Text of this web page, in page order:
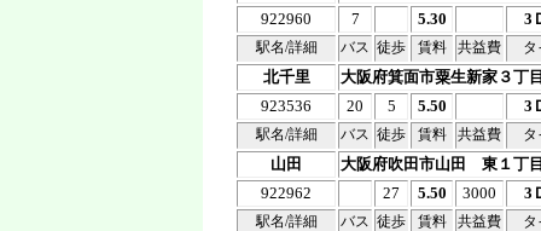
922960
7 5.30 3
駅名/詳細 バス 徒歩 賃料 共益費 タ
北千里
大阪府箕面市粟生新家３丁
923536
20 5 5.50 3
駅名/詳細 バス 徒歩 賃料 共益費 タ
山田
大阪府吹田市山田 東１丁
922962
27 5.50 3000 3
駅名/詳細 バス 徒歩 賃料 共益費 タ